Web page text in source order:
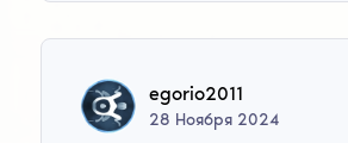
egorio2011
28 Ноября 2024